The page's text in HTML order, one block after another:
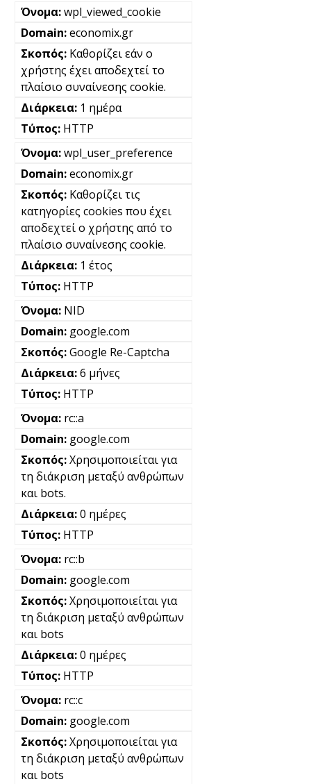
wpl_viewed_cookie
economix.gr
Καθορίζει εάν ο
χρήστης έχει αποδεχτεί το
πλαίσιο συναίνεσης cookie.
1 ημέρα
HTTP
wpl_user_preference
economix.gr
Καθορίζει τις
κατηγορίες cookies που έχει
αποδεχτεί ο χρήστης από το
πλαίσιο συναίνεσης cookie.
1 έτος
HTTP
NID
google.com
Google Re-Captcha
6 μήνες
HTTP
rc::a
google.com
Χρησιμοποιείται για
τη διάκριση μεταξύ ανθρώπων
και bots.
0 ημέρες
HTTP
rc::b
google.com
Χρησιμοποιείται για
τη διάκριση μεταξύ ανθρώπων
και bots
0 ημέρες
HTTP
rc::c
google.com
Χρησιμοποιείται για
τη διάκριση μεταξύ ανθρώπων
και bots